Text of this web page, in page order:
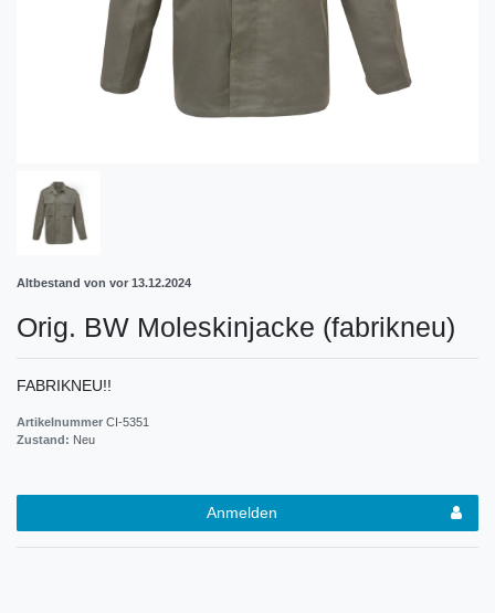
Altbestand von vor 13.12.2024
Orig. BW Moleskinjacke (fabrikneu)
FABRIKNEU!!
Artikelnummer CI-5351
Zustand: Neu
Anmelden